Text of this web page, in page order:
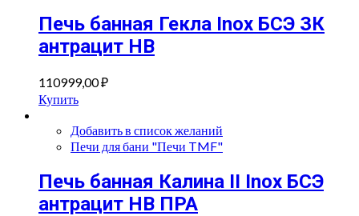
Печь банная Гекла Inox БСЭ ЗК
антрацит НВ
110999,00₽
Купить
Добавить в список желаний
Печи для бани "Печи TMF"
Печь банная Калина II Inox БСЭ
антрацит НВ ПРА